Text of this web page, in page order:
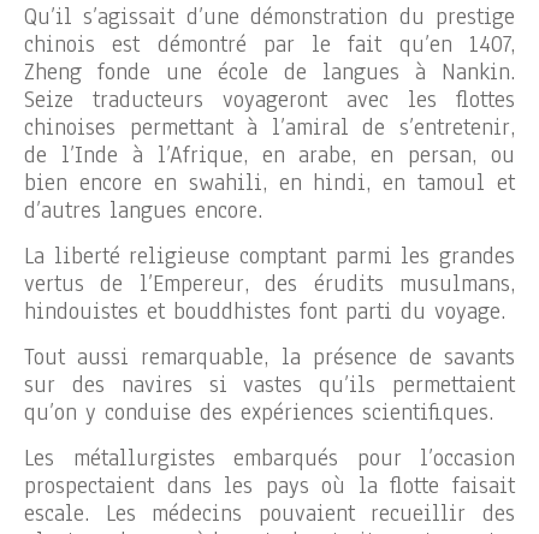
Qu’il s’agissait d’une démonstration du prestige
chinois est démontré par le fait qu’en 1407,
Zheng fonde une école de langues à Nankin.
Seize traducteurs voyageront avec les flottes
chinoises permettant à l’amiral de s’entretenir,
de l’Inde à l’Afrique, en arabe, en persan, ou
bien encore en swahili, en hindi, en tamoul et
d’autres langues encore.
La liberté religieuse comptant parmi les grandes
vertus de l’Empereur, des érudits musulmans,
hindouistes et bouddhistes font parti du voyage.
Tout aussi remarquable, la présence de savants
sur des navires si vastes qu’ils permettaient
qu’on y conduise des expériences scientifiques.
Les métallurgistes embarqués pour l’occasion
prospectaient dans les pays où la flotte faisait
escale. Les médecins pouvaient recueillir des